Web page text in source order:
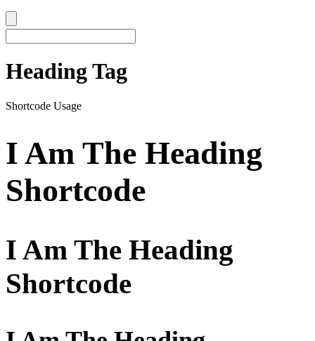
Heading Tag
Shortcode Usage
I Am The Heading
Shortcode
I Am The Heading
Shortcode